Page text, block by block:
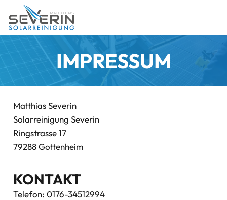
IMPRESSUM
Matthias Severin
Solarreinigung Severin
Ringstrasse 17
79288 Gottenheim
KONTAKT
Telefon: 0176-34512994